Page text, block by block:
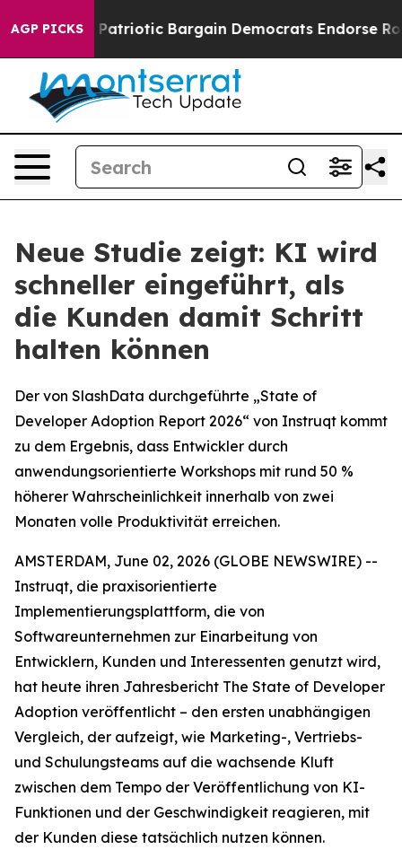
AGP PICKSPatriotic Bargain Democrats Endorse Rogers,
Neue Studie zeigt: KI wird
schneller eingeführt, als
die Kunden damit Schritt
halten können
Der von SlashData durchgeführte „State of
Developer Adoption Report 2026“ von Instruqt kommt
zu dem Ergebnis, dass Entwickler durch
anwendungsorientierte Workshops mit rund 50 %
höherer Wahrscheinlichkeit innerhalb von zwei
Monaten volle Produktivität erreichen.
AMSTERDAM, June 02, 2026 (GLOBE NEWSWIRE) --
Instruqt, die praxisorientierte
Implementierungsplattform, die von
Softwareunternehmen zur Einarbeitung von
Entwicklern, Kunden und Interessenten genutzt wird,
hat heute ihren Jahresbericht The State of Developer
Adoption veröffentlicht – den ersten unabhängigen
Vergleich, der aufzeigt, wie Marketing-, Vertriebs-
und Schulungsteams auf die wachsende Kluft
zwischen dem Tempo der Veröffentlichung von KI-
Funktionen und der Geschwindigkeit reagieren, mit
der Kunden diese tatsächlich nutzen können.